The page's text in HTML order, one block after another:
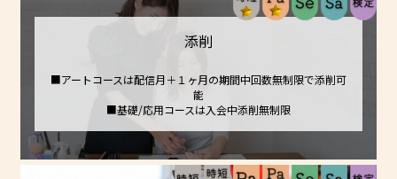
添削
■アートコースは配信月＋１ヶ月の期間中回数無制限で添削可
能
■基礎/応用コースは入会中添削無制限